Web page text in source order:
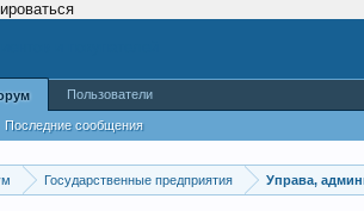
Государственные предприятия Управа,
Последние сообщения
Пользователи